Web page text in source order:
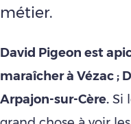
métier.
David Pigeon est
maraîcher à Vézac ;
Arpajon-sur-Cère. Si